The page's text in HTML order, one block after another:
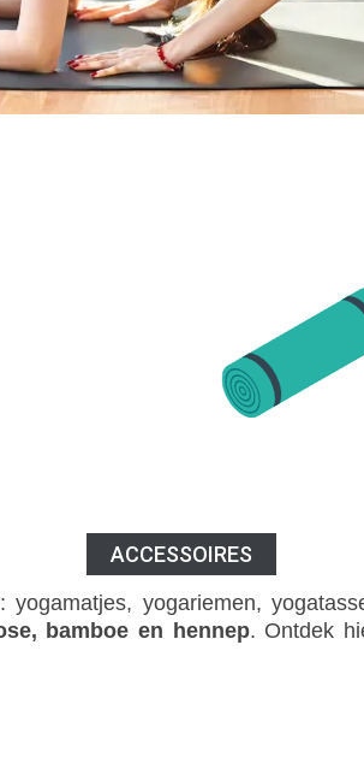
ACCESSOIRES
yogariemen,
bamboe en hennep. Ontdek